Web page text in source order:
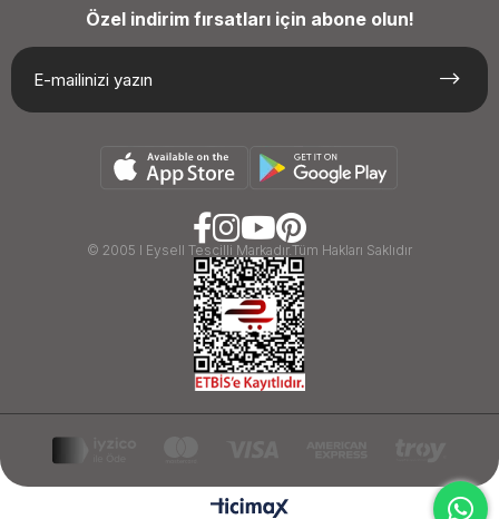
Özel indirim fırsatları için abone olun!
© 2005 I Eysell Tescilli Markadır.Tüm Hakları Saklıdır